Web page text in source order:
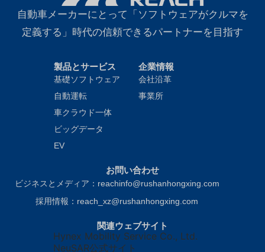
自動車メーカーにとって「ソフトウェアがクルマを
定義する」時代の信頼できるパートナーを目指す
製品とサービス
基礎ソフトウェア
自動運転
車クラウド一体
ビッグデータ
EV
企業情報
会社沿革
事業所
お問い合わせ
ビジネスとメディア：reachinfo@rushanhongxing.com
採用情報：reach_xz@rushanhongxing.com
関連ウェブサイト
Hynex Mobility Service Co., Ltd.
NeuSAR公式サイト